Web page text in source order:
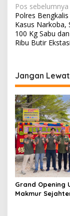
N
a
v
a
s
i
p
o
s
Pos sebelumnya
Polres
Kasus Narkoba,
100 Kg Sabu
Ribu Butir Ekstasi
Jangan
Grand Opening
Makmur